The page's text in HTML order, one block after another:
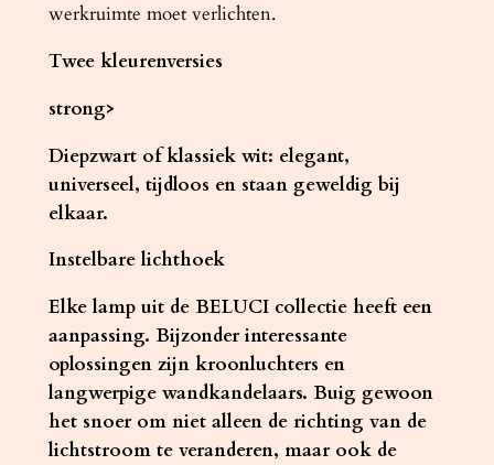
werkruimte moet verlichten.
Twee kleurenversies
strong>
Diepzwart of klassiek wit: elegant,
universeel, tijdloos en staan ​​geweldig bij
elkaar.
Instelbare lichthoek
Elke lamp uit de BELUCI collectie heeft een
aanpassing. Bijzonder interessante
oplossingen zijn kroonluchters en
langwerpige wandkandelaars. Buig gewoon
het snoer om niet alleen de richting van de
lichtstroom te veranderen, maar ook de